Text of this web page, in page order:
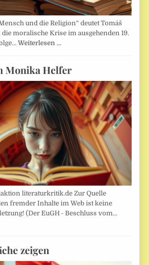
und die Religion“ deutet Tomáš
moralische Krise im ausgehenden 19.
Weiterlesen …
Monika Helfer
literaturkritik.de Zur Quelle
fremder Inhalte im Web ist keine
(Der EuGH - Beschluss vom…
zeigen